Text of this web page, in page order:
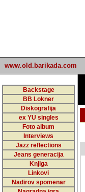
www.old.barikada.com
Backstage
BB Lokner
Diskografija
ex YU singles
Foto album
Interviews
Jazz reflections
Jeans generacija
Knjiga
Linkovi
Nadirov spomenar